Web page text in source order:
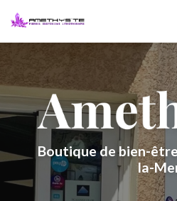
Boutique de bien-
la-